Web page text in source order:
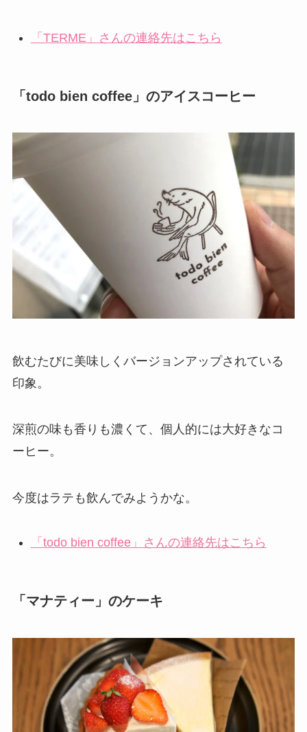
「TERME」さんの連絡先はこちら
「todo bien coffee」のアイスコーヒー
飲むたびに美味しくバージョンアップされている
印象。
深煎の味も香りも濃くて、個人的には大好きなコ
ーヒー。
今度はラテも飲んでみようかな。
「todo bien coffee」さんの連絡先はこちら
「マナティー」のケーキ